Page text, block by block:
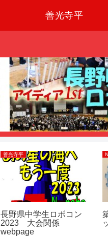
善光寺平
善光寺平
長野県中学生ロボコン
2023 大会関係
webpage